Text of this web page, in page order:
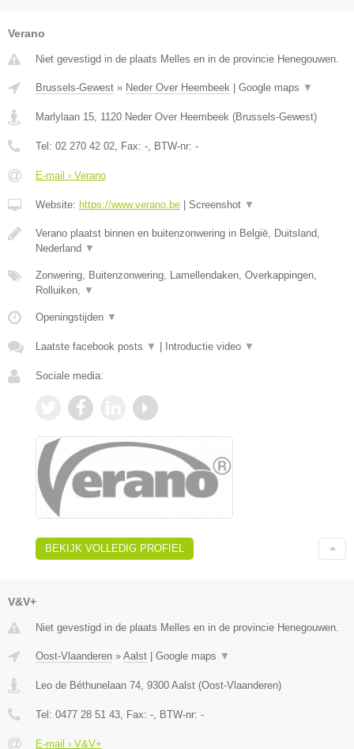
Verano
Niet gevestigd in de plaats Melles en in de provincie Henegouwen.
Brussels-Gewest » Neder Over Heembeek Google maps ▼
Marlylaan 15 1120 Neder Over Heembeek (Brussels-Gewest)
Tel: 02 270 42 02 , Fax: - , BTW-nr: -
E-mail › Verano
Website: https://www.verano.be Screenshot ▼
Verano plaatst binnen en buitenzonwering in België, Duitsland,
Nederland ▼
Zonwering, Buitenzonwering, Lamellendaken, Overkappingen,
Rolluiken,
▼
Openingstijden ▼
Laatste facebook posts ▼ Introductie video ▼
Sociale media:
BEKIJK VOLLEDIG PROFIEL
V&V+
Niet gevestigd in de plaats Melles en in de provincie Henegouwen.
Oost-Vlaanderen » Aalst Google maps ▼
Leo de Béthunelaan 74 9300 Aalst (Oost-Vlaanderen)
Tel: 0477 28 51 43 , Fax: - , BTW-nr: -
E-mail › V&V+